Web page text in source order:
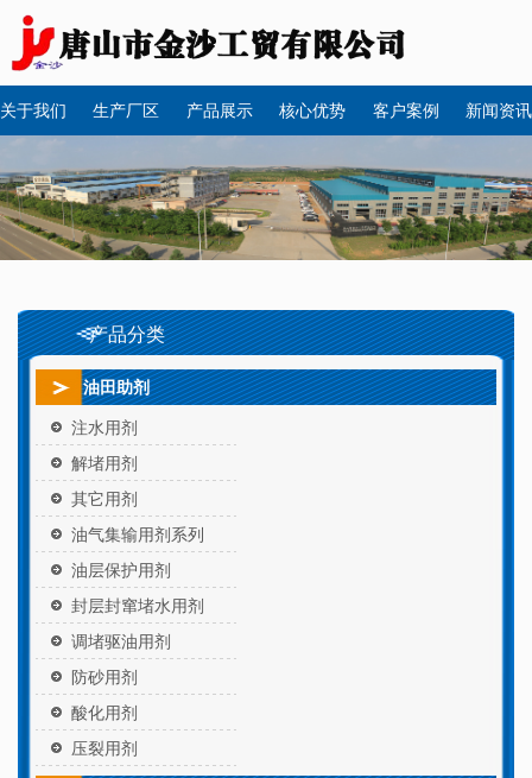
关于我们 生产厂区 产品展示 核心优势 客户案例 新闻资讯
产品分类
油田助剂
注水用剂
解堵用剂
其它用剂
油气集输用剂系列
油层保护用剂
封层封窜堵水用剂
调堵驱油用剂
防砂用剂
酸化用剂
压裂用剂